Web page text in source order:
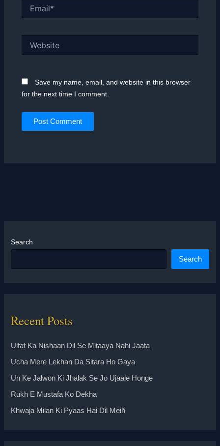
Save my name, email, and website in this browser
for the next time I comment.
Search
Search
Recent Posts
Ulfat Ka Nishaan Dil Se Mitaaya Nahi Jaata
Ucha Mere Lekhan Da Sitara Ho Gaya
Un Ke Jalwon Ki Jhalak Se Jo Ujaale Honge
Rukh E Mustafa Ko Dekha
Khwaja Milan Ki Pyaas Hai Dil Meiñ